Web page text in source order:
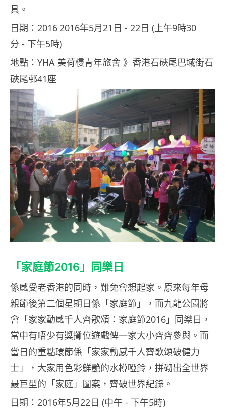
具。
日期：2016 2016年5月21日 ‑ 22日 (上午9時30
分 ‑ 下午5時)
地點：YHA 美荷樓青年旅舍 》香港石硤尾巴域街石
硤尾邨41座
「家庭節2016」同樂日
係感受老香港的同時，難免會想起家。原來每年母
親節後第二個星期日係「家庭節」，而九龍公園將
會「家家動感千人齊歌頌：家庭節2016」同樂日，
當中有唔少有獎攤位遊戲俾一家大小齊齊參與。而
當日的重點環節係「家家動感千人齊歌頌破健力
士」，大家用色彩鮮艷的水樽啞鈴，拼砌出全世界
最巨型的「家庭」圖案，齊破世界紀錄。
日期：2016年5月22日 (中午 ‑ 下午5時)